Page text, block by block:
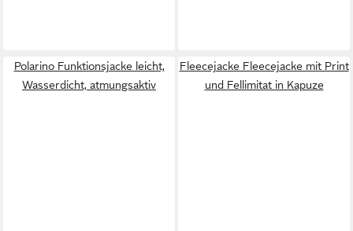
Polarino Funktionsjacke leicht,
Wasserdicht, atmungsaktiv
Fleecejacke Fleecejacke mit Print
und Fellimitat in Kapuze